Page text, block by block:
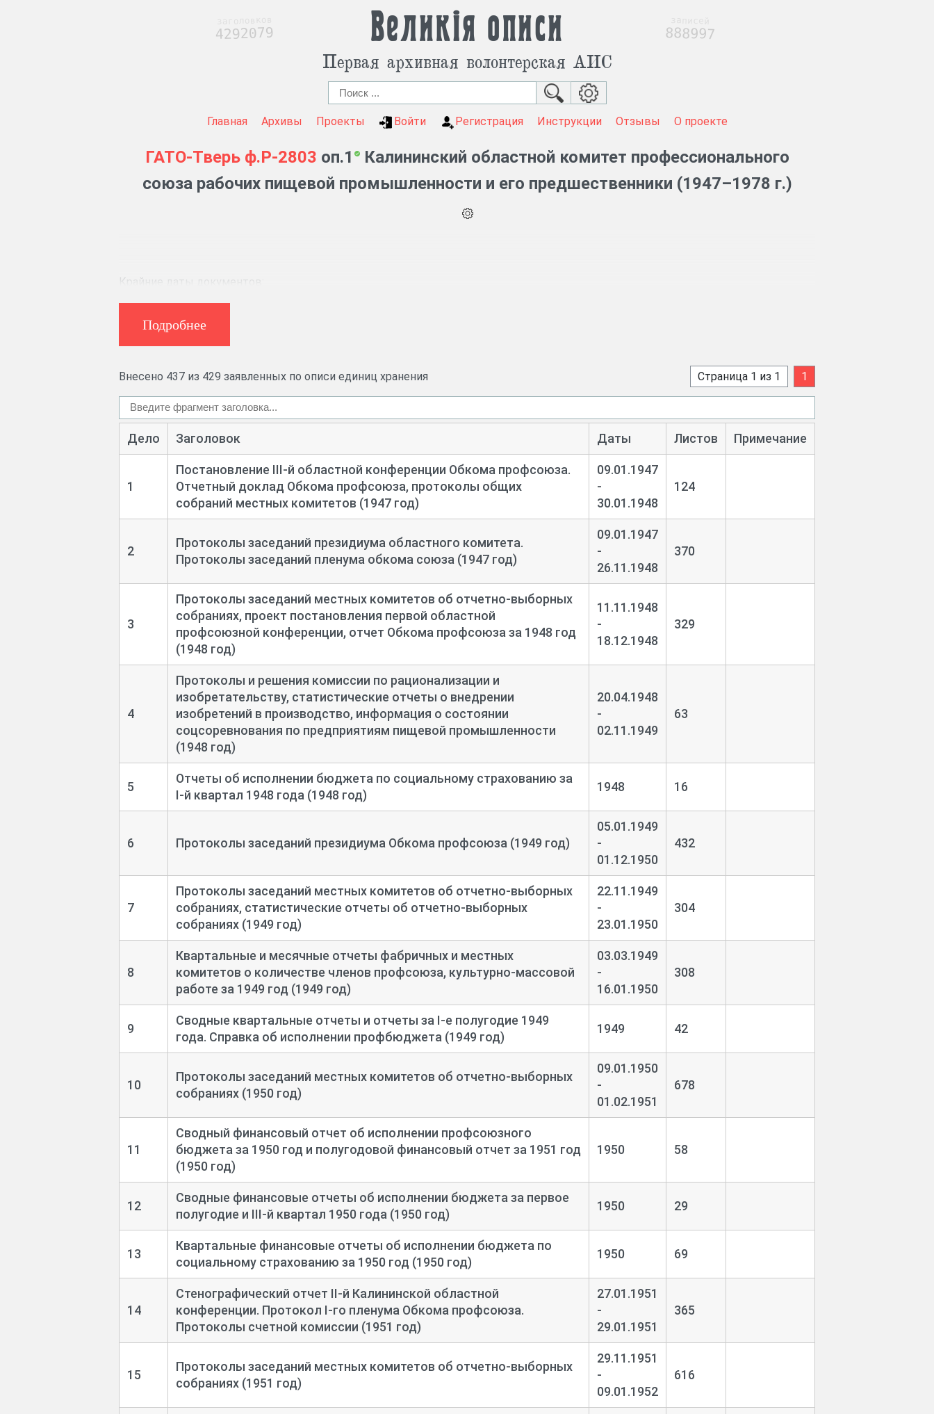
Великія описи
Первая архивная волонтерская АИС
Главная Архивы Проекты Войти Регистрация Инструкции Отзывы О проекте
ГАТО-Тверь ф.Р-2803 оп.1 Калининский областной комитет профессионального
союза рабочих пищевой промышленности и его предшественники (1947–1978 г.)
Крайние даты документов:
- постановления ЦК профсоюза и Калининского облпрофсовета;
- протоколы областных конференций, пленумов обкома профсоюза пищевой промышленности, заседаний президиума обкома
профсоюза пищевой промышленности, месткомов профсоюза пищевой промышленности, отчетно-выборных профсоюзных
собраний, общих собраний рабочих и служащих;
- отчеты о работе обкома профсоюза пищевой промышленности;
- годовые отчеты предприятий пищевой промышленности;
- статистические отчеты о профчленстве, соцсоревнованиях, о несчастных случаях на производстве и др.;
- финансовые отчеты обкома профсоюза пищевой промышленности;
- сметы расходов обкома профсоюза пищевой промышленности.
Постоянная ссылка:
https://archives.tverreg.ru/infres/-/archive/gato/R-2803/1
Просмотреть образы
Подробнее
Внесено 437 из 429 заявленных по описи единиц хранения Страница 1 из 1 1
Дело Заголовок Даты Листов Примечание
1
Постановление III-й областной конференции Обкома профсоюза.
Отчетный доклад Обкома профсоюза, протоколы общих
собраний местных комитетов (1947 год)
09.01.1947
-
30.01.1948
124
2
Протоколы заседаний президиума областного комитета.
Протоколы заседаний пленума обкома союза (1947 год)
09.01.1947
-
26.11.1948
370
3
Протоколы заседаний местных комитетов об отчетно-выборных
собраниях, проект постановления первой областной
профсоюзной конференции, отчет Обкома профсоюза за 1948 год
(1948 год)
11.11.1948
-
18.12.1948
329
4
Протоколы и решения комиссии по рационализации и
изобретательству, статистические отчеты о внедрении
изобретений в производство, информация о состоянии
соцсоревнования по предприятиям пищевой промышленности
(1948 год)
20.04.1948
-
02.11.1949
63
5
Отчеты об исполнении бюджета по социальному страхованию за
I-й квартал 1948 года (1948 год)
1948 16
6 Протоколы заседаний президиума Обкома профсоюза (1949 год)
05.01.1949
-
01.12.1950
432
7
Протоколы заседаний местных комитетов об отчетно-выборных
собраниях, статистические отчеты об отчетно-выборных
собраниях (1949 год)
22.11.1949
-
23.01.1950
304
8
Квартальные и месячные отчеты фабричных и местных
комитетов о количестве членов профсоюза, культурно-массовой
работе за 1949 год (1949 год)
03.03.1949
-
16.01.1950
308
9
Сводные квартальные отчеты и отчеты за I-е полугодие 1949
года. Справка об исполнении профбюджета (1949 год)
1949 42
10
Протоколы заседаний местных комитетов об отчетно-выборных
собраниях (1950 год)
09.01.1950
-
01.02.1951
678
11
Сводный финансовый отчет об исполнении профсоюзного
бюджета за 1950 год и полугодовой финансовый отчет за 1951 год
(1950 год)
1950 58
12
Сводные финансовые отчеты об исполнении бюджета за первое
полугодие и III-й квартал 1950 года (1950 год)
1950 29
13
Квартальные финансовые отчеты об исполнении бюджета по
социальному страхованию за 1950 год (1950 год)
1950 69
14
Стенографический отчет II-й Калининской областной
конференции. Протокол I-го пленума Обкома профсоюза.
Протоколы счетной комиссии (1951 год)
27.01.1951
-
29.01.1951
365
15
Протоколы заседаний местных комитетов об отчетно-выборных
собраниях (1951 год)
29.11.1951
-
09.01.1952
616
4292079 888997